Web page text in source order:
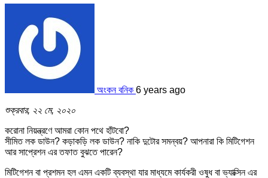
অংকন বনিক 6 years ago
শুক্রবার, ২২ মে, ২০২০
করোনা নিয়ন্ত্রণে আমরা কোন পথে হাঁটবো?
সীমিত লক ডাউন? কড়াকড়ি লক ডাউন? নাকি দুটোর সমন্বয়? আপনারা কি মিটিগেশন
আর সাপ্রেশন এর তফাত বুঝতে পারেন?
মিটিগেশন বা প্রশমন হল এমন একটি ব্যবস্থা যার মাধ্যমে কার্যকরী ওষুধ বা ভ্যাক্সিন এর